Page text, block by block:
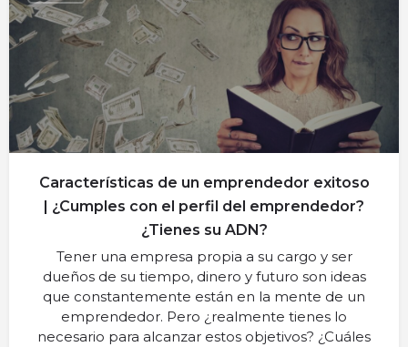
Características de un emprendedor exitoso
| ¿Cumples con el perfil del emprendedor?
¿Tienes su ADN?
Tener una empresa propia a su cargo y ser
dueños de su tiempo, dinero y futuro son ideas
que constantemente están en la mente de un
emprendedor. Pero ¿realmente tienes lo
necesario para alcanzar estos objetivos? ¿Cuáles